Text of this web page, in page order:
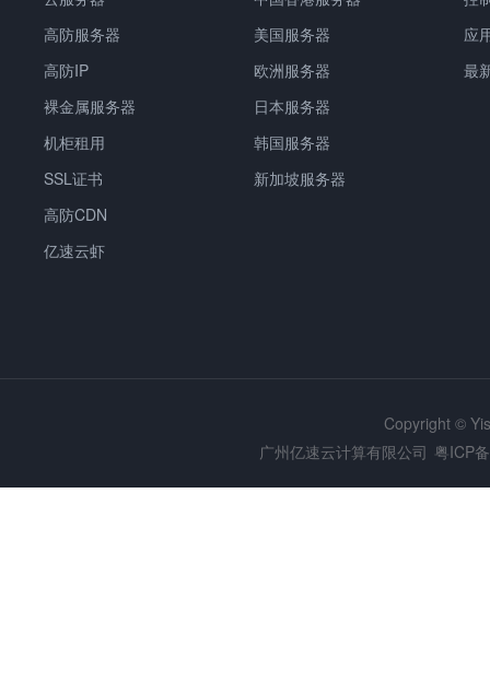
高防服务器
高防IP
裸金属服务器
机柜租用
SSL证书
高防CDN
亿速云虾
美国服务器
欧洲服务器
日本服务器
韩国服务器
新加坡服务器
应
最
Copyright ©
广州亿速云计算有限公司 粤ICP